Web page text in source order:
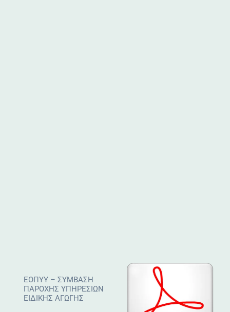
ΕΟΠΥΥ – ΣΥΜΒΑΣΗ
ΠΑΡΟΧΗΣ ΥΠΗΡΕΣΙΩΝ
ΕΙΔΙΚΗΣ ΑΓΩΓΗΣ